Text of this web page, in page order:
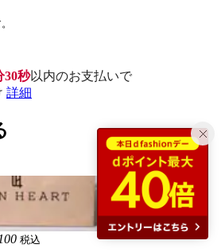
29秒以内のお支払いで
詳細
税込